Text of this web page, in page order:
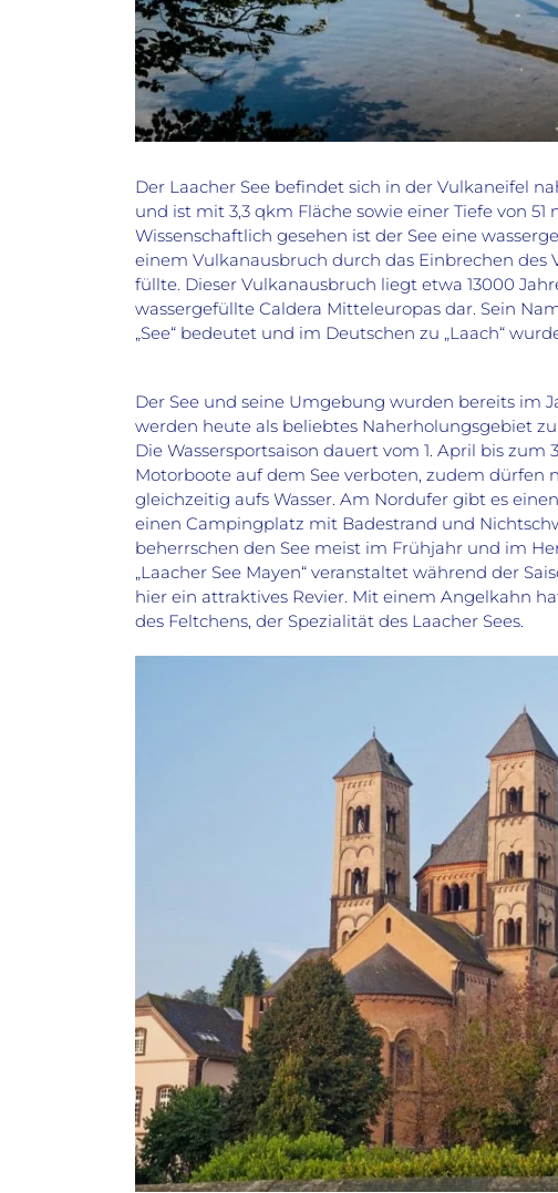
Der Laacher See befindet sich in der Vulkaneifel
und ist mit 3,3 qkm Fläche sowie einer Tiefe von
Wissenschaftlich gesehen ist der See eine
einem Vulkanausbruch durch das Einbrechen
füllte. Dieser Vulkanausbruch liegt etwa 13000
wassergefüllte Caldera Mitteleuropas dar. Sein
„See“ bedeutet und im Deutschen zu „Laach“
Der See und seine Umgebung wurden bereits im
werden heute als beliebtes Naherholungsgebiet
Die Wassersportsaison dauert vom 1. April bis
Motorboote auf dem See verboten, zudem dürfen
gleichzeitig aufs Wasser. Am Nordufer gibt es
einen Campingplatz mit Badestrand und
beherrschen den See meist im Frühjahr und im
„Laacher See Mayen“ veranstaltet während der
hier ein attraktives Revier. Mit einem Angelkahn
des Feltchens, der Spezialität des Laacher Sees.